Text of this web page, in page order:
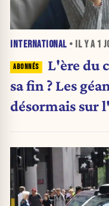
INTERNATIONAL • IL Y A 1
L'ère du
sa fin ? Les
désormais sur